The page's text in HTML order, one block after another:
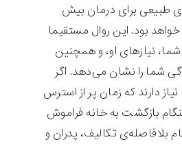
طبیعی برای درمان بیش
بود. این روال مستقیما
نیازهای او، و همچنین
شما را نشان می‌دهد. اگر
نیاز دارند که زمان پر از استرس
بازگشت به خانه فراموش
بلافاصله‌ی تکالیف، پدران و